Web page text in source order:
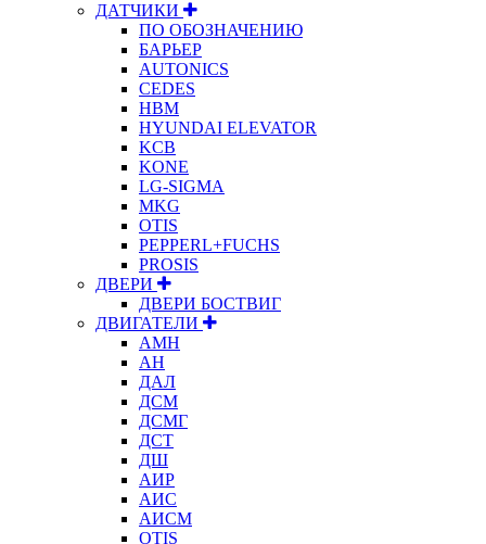
ДАТЧИКИ
ПО ОБОЗНАЧЕНИЮ
БАРЬЕР
AUTONICS
CEDES
HBM
HYUNDAI ELEVATOR
KCB
KONE
LG-SIGMA
MKG
OTIS
PEPPERL+FUCHS
PROSIS
ДВЕРИ
ДВЕРИ БОСТВИГ
ДВИГАТЕЛИ
АМН
АН
ДАЛ
ДСМ
ДСМГ
ДСТ
ДШ
АИР
АИС
АИСМ
OTIS